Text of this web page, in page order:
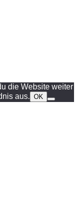
die Website weiter
aus. OK